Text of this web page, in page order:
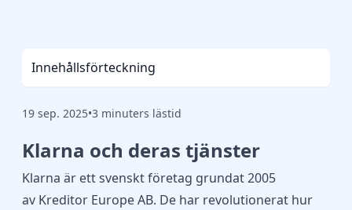
Innehållsförteckning
19 sep. 2025•3 minuters lästid
Klarna och deras tjänster
Klarna är ett svenskt företag grundat 2005
av Kreditor Europe AB. De har revolutionerat hur